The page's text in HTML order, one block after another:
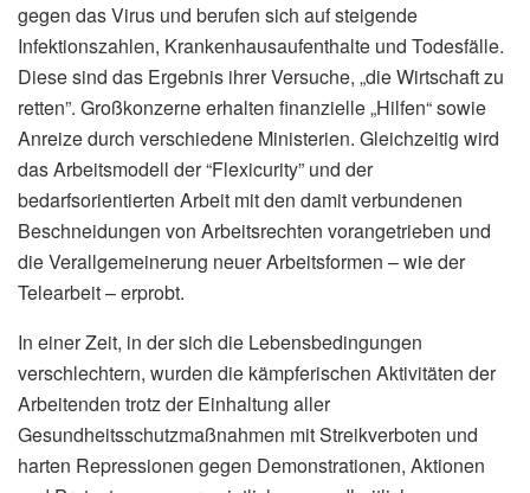
gegen das Virus und berufen sich auf steigende
Infektionszahlen, Krankenhausaufenthalte und Todesfälle.
Diese sind das Ergebnis ihrer Versuche, „die Wirtschaft zu
retten”. Großkonzerne erhalten finanzielle „Hilfen“ sowie
Anreize durch verschiedene Ministerien. Gleichzeitig wird
das Arbeitsmodell der “Flexicurity” und der
bedarfsorientierten Arbeit mit den damit verbundenen
Beschneidungen von Arbeitsrechten vorangetrieben und
die Verallgemeinerung neuer Arbeitsformen – wie der
Telearbeit – erprobt.
In einer Zeit, in der sich die Lebensbedingungen
verschlechtern, wurden die kämpferischen Aktivitäten der
Arbeitenden trotz der Einhaltung aller
Gesundheitsschutzmaßnahmen mit Streikverboten und
harten Repressionen gegen Demonstrationen, Aktionen